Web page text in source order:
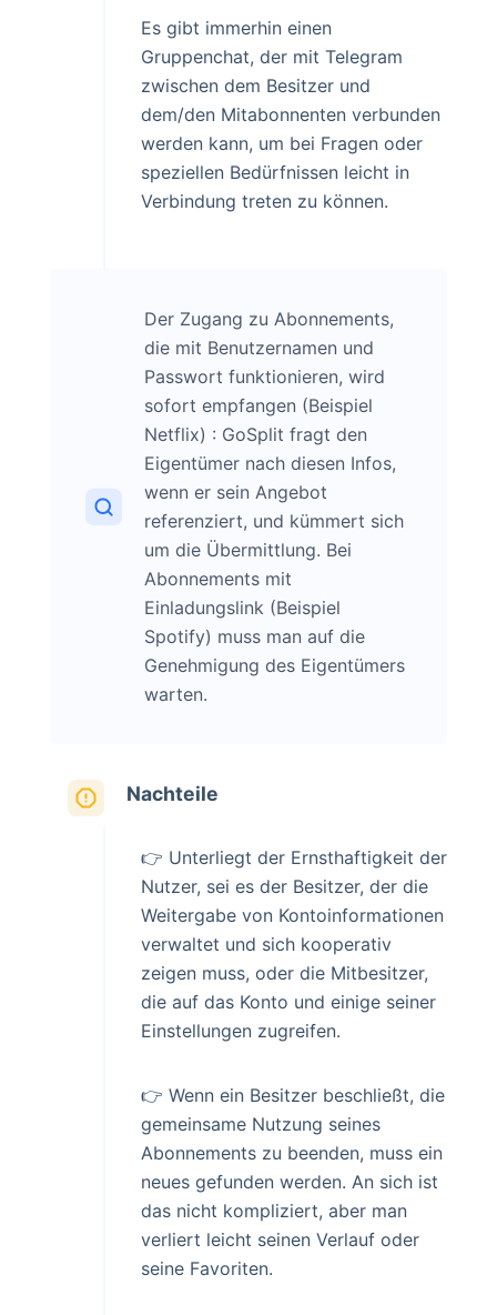
Es gibt immerhin einen
Gruppenchat, der mit Telegram
zwischen dem Besitzer und
dem/den Mitabonnenten verbunden
werden kann, um bei Fragen oder
speziellen Bedürfnissen leicht in
Verbindung treten zu können.
Der Zugang zu Abonnements,
die mit Benutzernamen und
Passwort funktionieren, wird
sofort empfangen (Beispiel
Netflix) : GoSplit fragt den
Eigentümer nach diesen Infos,
wenn er sein Angebot
referenziert, und kümmert sich
um die Übermittlung. Bei
Abonnements mit
Einladungslink (Beispiel
Spotify) muss man auf die
Genehmigung des Eigentümers
warten.
Nachteile
👉 Unterliegt der Ernsthaftigkeit der
Nutzer, sei es der Besitzer, der die
Weitergabe von Kontoinformationen
verwaltet und sich kooperativ
zeigen muss, oder die Mitbesitzer,
die auf das Konto und einige seiner
Einstellungen zugreifen.
👉 Wenn ein Besitzer beschließt, die
gemeinsame Nutzung seines
Abonnements zu beenden, muss ein
neues gefunden werden. An sich ist
das nicht kompliziert, aber man
verliert leicht seinen Verlauf oder
seine Favoriten.